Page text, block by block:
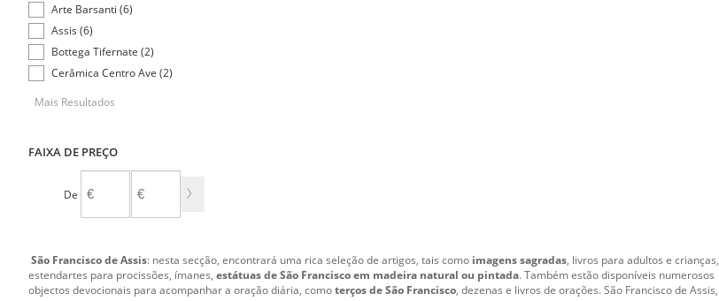
Arte Barsanti (6)
Assis (6)
Bottega Tifernate (2)
Cerâmica Centro Ave (2)
Mais Resultados
FAIXA DE PREÇO
De
São Francisco de Assis: nesta secção, encontrará uma rica seleção de artigos, tais como imagens sagradas, livros para adultos e crianças,
estendartes para procissões, ímanes, estátuas de São Francisco em madeira natural ou pintada. Também estão disponíveis numerosos
objectos devocionais para acompanhar a oração diária, comoterços de São Francisco, dezenas e livros de orações. São Francisco de Assis,